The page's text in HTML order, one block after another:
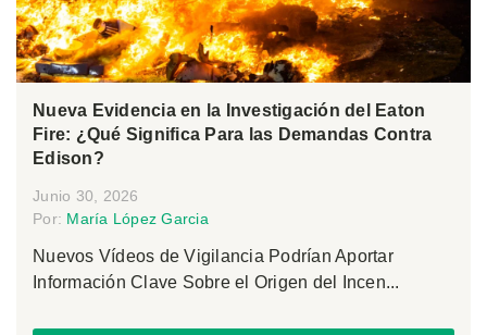
Nueva Evidencia en la Investigación del Eaton
Fire: ¿Qué Significa Para las Demandas Contra
Edison?
Junio 30, 2026
Por: María López Garcia
Nuevos Vídeos de Vigilancia Podrían Aportar
Información Clave Sobre el Origen del Incen...